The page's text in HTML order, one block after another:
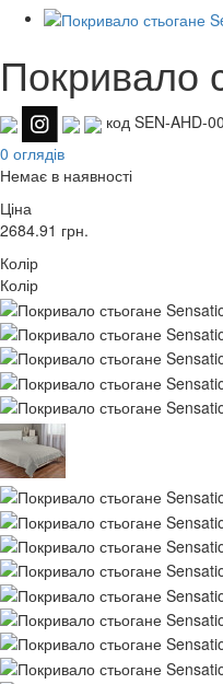
Покривало
код SEN-AHD-
0 оглядів
Немає в наявності
Ціна
2684.91 грн.
Колір
Колір